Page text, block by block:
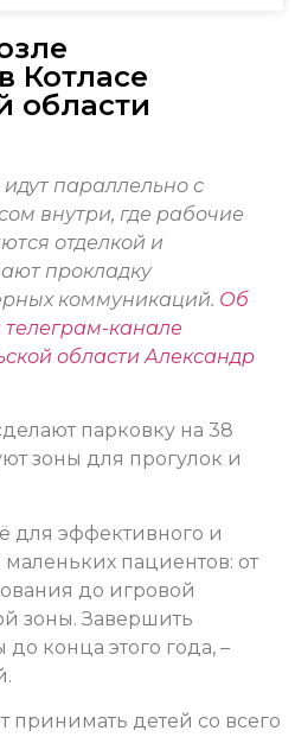
Котласе
области
параллельно с
внутри, где рабочие
отделкой и
прокладку
коммуникаций. Об
канале
области Александр
парковку на 38
зоны для прогулок и
для эффективного и
пациентов: от
до игровой
зоны. Завершить
конца этого года, –
детей со всего